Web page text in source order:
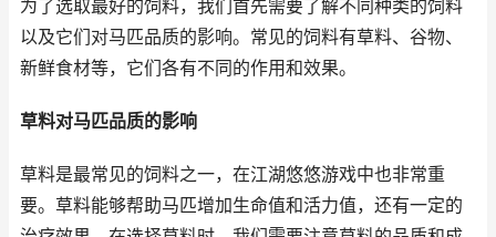
为了选取最好的饲料，我们首先需要了解不同种类的饲料
以及它们对马匹品质的影响。常见的饲料有草料、谷物、
新鲜食材等，它们各有不同的作用和效果。
草料对马匹品质的影响
草料是最常见的饲料之一，在江湖悠悠游戏中也非常重
要。草料能够帮助马匹增加生命值和活力值，还有一定的